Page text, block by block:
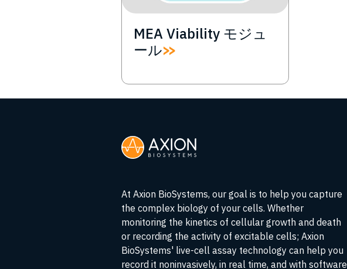
MEA Viability モジュ
ール
At Axion BioSystems, our goal is to help you capture
the complex biology of your cells. Whether
monitoring the kinetics of cellular growth and death
or recording the activity of excitable cells; Axion
BioSystems' live-cell assay technology can help you
record it noninvasively, in real time, and with software